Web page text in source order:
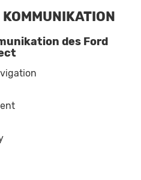
des Ford